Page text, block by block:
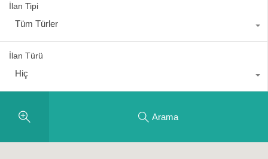
İlan Tipi
Tüm Türler
İlan Türü
Hiç
Arama